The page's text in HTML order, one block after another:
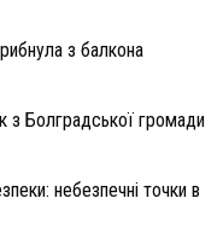
з балкона
з Болградської громади
небезпечні точки в